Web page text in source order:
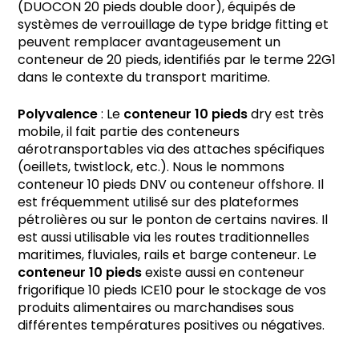
(DUOCON 20 pieds double door), équipés de
systèmes de verrouillage de type bridge fitting et
peuvent remplacer avantageusement un
conteneur de 20 pieds, identifiés par le terme 22G1
dans le contexte du transport maritime.
Polyvalence: Leconteneur 10 piedsdry est très
mobile, il fait partie des conteneurs
aérotransportables via des attaches spécifiques
(oeillets, twistlock, etc.). Nous le nommons
conteneur 10 pieds DNV ou conteneur offshore. Il
est fréquemment utilisé sur des plateformes
pétrolières ou sur le ponton de certains navires. Il
est aussi utilisable via les routes traditionnelles
maritimes, fluviales, rails et barge conteneur. Le
conteneur 10 piedsexiste aussi en conteneur
frigorifique 10 pieds ICE10 pour le stockage de vos
produits alimentaires ou marchandises sous
différentes températures positives ou négatives.